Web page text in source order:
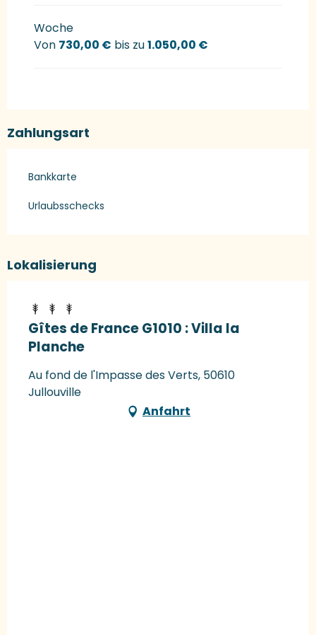
Woche
Von 730,00 € bis zu1.050,00 €
Zahlungsart
Bankkarte
Urlaubsschecks
Lokalisierung
Gîtes de France G1010 : Villa la
Planche
Au fond de l'Impasse des Verts, 50610
Jullouville
Anfahrt